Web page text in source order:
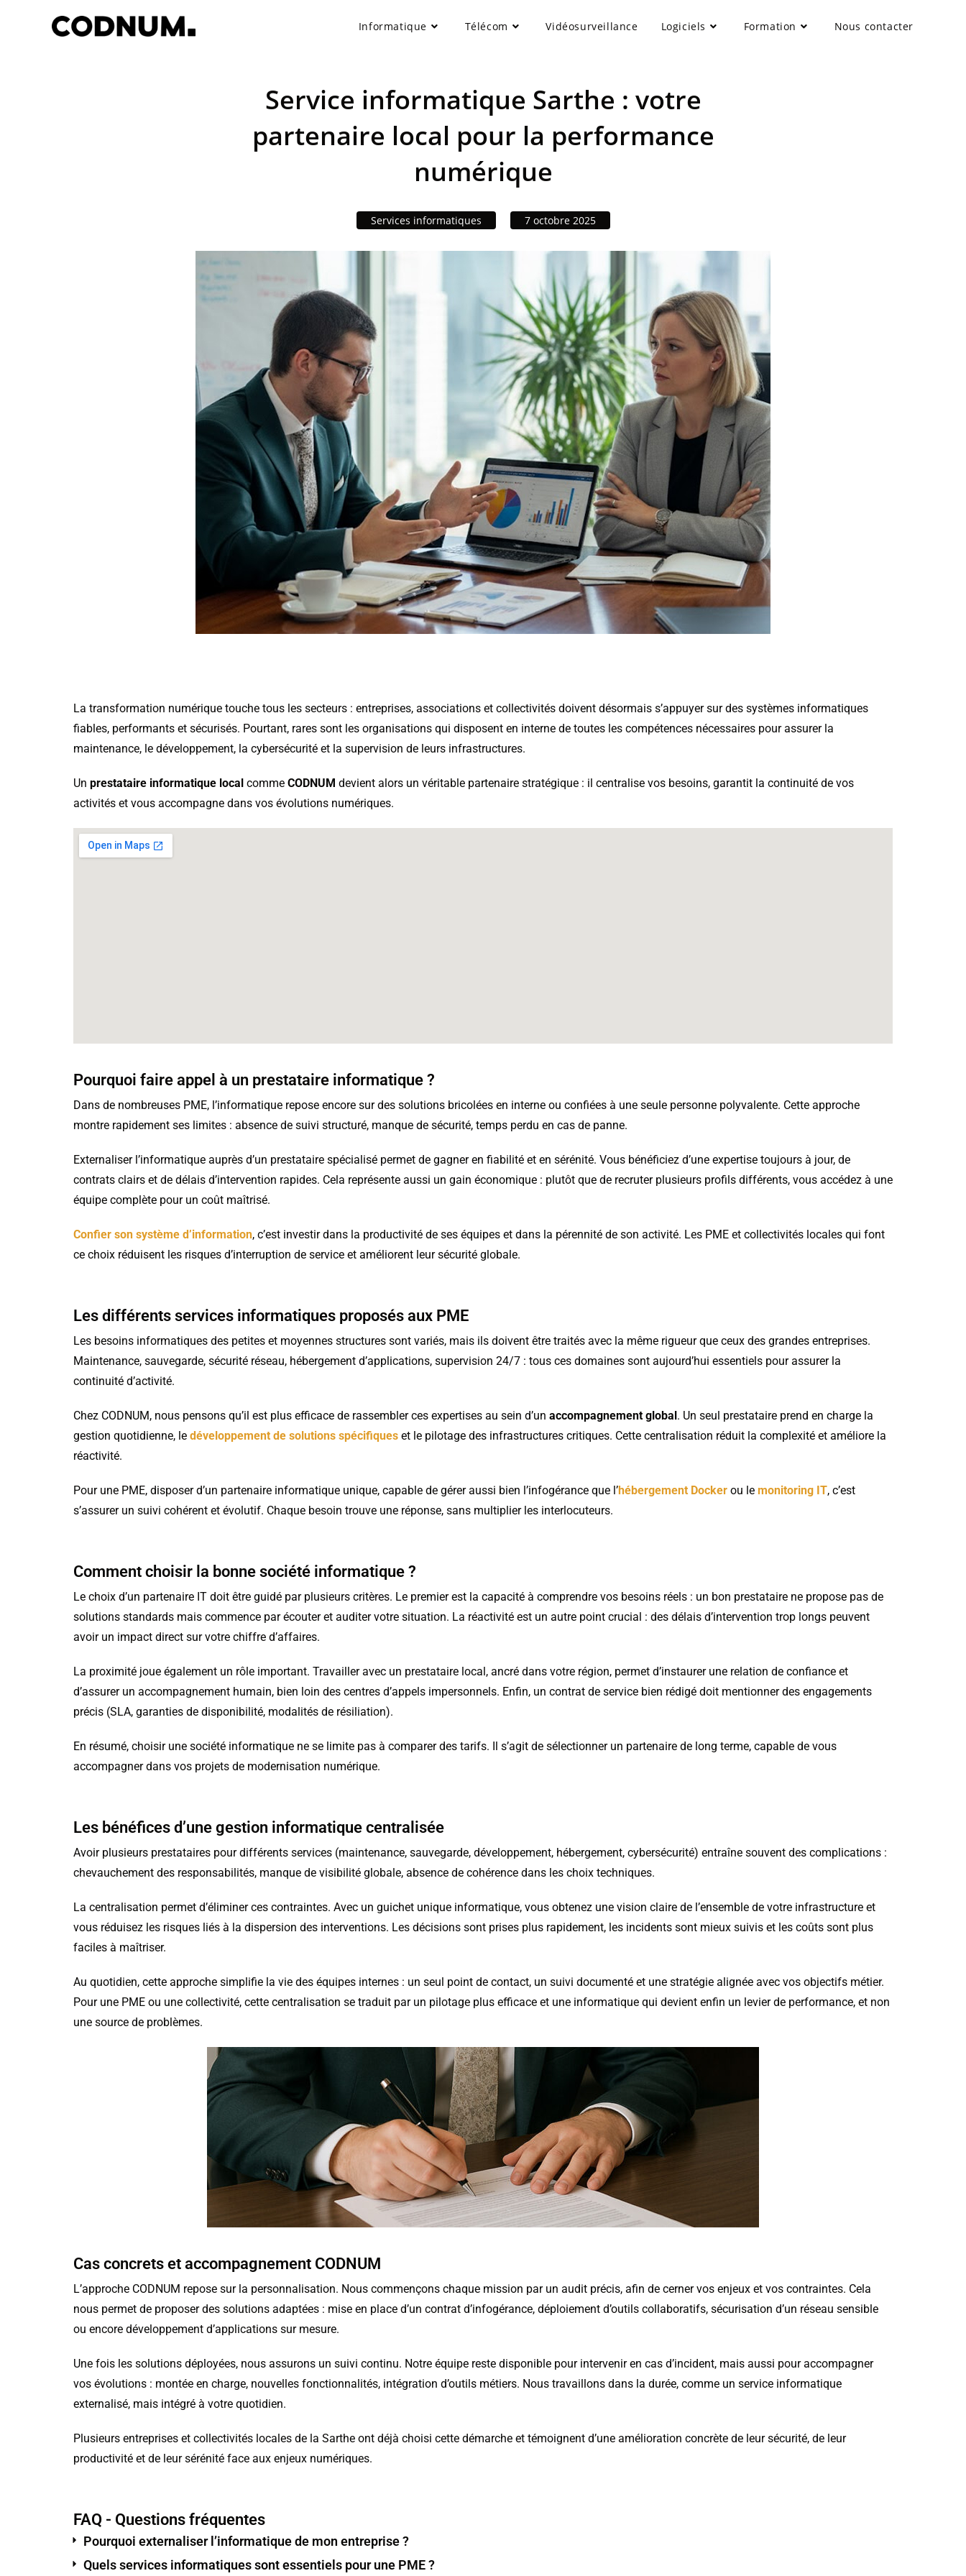
Informatique Télécom Vidéosurveillance Logiciels Formation Nous contacter
Service informatique Sarthe : votre
partenaire local pour la performance
numérique
Services informatiques 7 octobre 2025
La transformation numérique touche tous les secteurs : entreprises, associations et collectivités doivent désormais s’appuyer sur des systèmes informatiques
fiables, performants et sécurisés. Pourtant, rares sont les organisations qui disposent en interne de toutes les compétences nécessaires pour assurer la
maintenance, le développement, la cybersécurité et la supervision de leurs infrastructures.
Un prestataire informatique local comme CODNUM devient alors un véritable partenaire stratégique : il centralise vos besoins, garantit la continuité de vos
activités et vous accompagne dans vos évolutions numériques.
Pourquoi faire appel à un prestataire informatique ?
Dans de nombreuses PME, l’informatique repose encore sur des solutions bricolées en interne ou confiées à une seule personne polyvalente. Cette approche
montre rapidement ses limites : absence de suivi structuré, manque de sécurité, temps perdu en cas de panne.
Externaliser l’informatique auprès d’un prestataire spécialisé permet de gagner en fiabilité et en sérénité. Vous bénéficiez d’une expertise toujours à jour, de
contrats clairs et de délais d’intervention rapides. Cela représente aussi un gain économique : plutôt que de recruter plusieurs profils différents, vous accédez à une
équipe complète pour un coût maîtrisé.
Confier son système d’information, c’est investir dans la productivité de ses équipes et dans la pérennité de son activité. Les PME et collectivités locales qui font
ce choix réduisent les risques d’interruption de service et améliorent leur sécurité globale.
Les différents services informatiques proposés aux PME
Les besoins informatiques des petites et moyennes structures sont variés, mais ils doivent être traités avec la même rigueur que ceux des grandes entreprises.
Maintenance, sauvegarde, sécurité réseau, hébergement d’applications, supervision 24/7 : tous ces domaines sont aujourd’hui essentiels pour assurer la
continuité d’activité.
Chez CODNUM, nous pensons qu’il est plus efficace de rassembler ces expertises au sein d’un accompagnement global . Un seul prestataire prend en charge la
gestion quotidienne, le développement de solutions spécifiques et le pilotage des infrastructures critiques. Cette centralisation réduit la complexité et améliore la
réactivité.
Pour une PME, disposer d’un partenaire informatique unique, capable de gérer aussi bien l’infogérance que l’hébergement Docker ou le monitoring IT, c’est
s’assurer un suivi cohérent et évolutif. Chaque besoin trouve une réponse, sans multiplier les interlocuteurs.
Comment choisir la bonne société informatique ?
Le choix d’un partenaire IT doit être guidé par plusieurs critères. Le premier est la capacité à comprendre vos besoins réels : un bon prestataire ne propose pas de
solutions standards mais commence par écouter et auditer votre situation. La réactivité est un autre point crucial : des délais d’intervention trop longs peuvent
avoir un impact direct sur votre chiffre d’affaires.
La proximité joue également un rôle important. Travailler avec un prestataire local, ancré dans votre région, permet d’instaurer une relation de confiance et
d’assurer un accompagnement humain, bien loin des centres d’appels impersonnels. Enfin, un contrat de service bien rédigé doit mentionner des engagements
précis (SLA, garanties de disponibilité, modalités de résiliation).
En résumé, choisir une société informatique ne se limite pas à comparer des tarifs. Il s’agit de sélectionner un partenaire de long terme, capable de vous
accompagner dans vos projets de modernisation numérique.
Les bénéfices d’une gestion informatique centralisée
Avoir plusieurs prestataires pour différents services (maintenance, sauvegarde, développement, hébergement, cybersécurité) entraîne souvent des complications :
chevauchement des responsabilités, manque de visibilité globale, absence de cohérence dans les choix techniques.
La centralisation permet d’éliminer ces contraintes. Avec un guichet unique informatique, vous obtenez une vision claire de l’ensemble de votre infrastructure et
vous réduisez les risques liés à la dispersion des interventions. Les décisions sont prises plus rapidement, les incidents sont mieux suivis et les coûts sont plus
faciles à maîtriser.
Au quotidien, cette approche simplifie la vie des équipes internes : un seul point de contact, un suivi documenté et une stratégie alignée avec vos objectifs métier.
Pour une PME ou une collectivité, cette centralisation se traduit par un pilotage plus efficace et une informatique qui devient enfin un levier de performance, et non
une source de problèmes.
Cas concrets et accompagnement CODNUM
L’approche CODNUM repose sur la personnalisation. Nous commençons chaque mission par un audit précis, afin de cerner vos enjeux et vos contraintes. Cela
nous permet de proposer des solutions adaptées : mise en place d’un contrat d’infogérance, déploiement d’outils collaboratifs, sécurisation d’un réseau sensible
ou encore développement d’applications sur mesure.
Une fois les solutions déployées, nous assurons un suivi continu. Notre équipe reste disponible pour intervenir en cas d’incident, mais aussi pour accompagner
vos évolutions : montée en charge, nouvelles fonctionnalités, intégration d’outils métiers. Nous travaillons dans la durée, comme un service informatique
externalisé, mais intégré à votre quotidien.
Plusieurs entreprises et collectivités locales de la Sarthe ont déjà choisi cette démarche et témoignent d’une amélioration concrète de leur sécurité, de leur
productivité et de leur sérénité face aux enjeux numériques.
FAQ - Questions fréquentes
Pourquoi externaliser l’informatique de mon entreprise ?
Quels services informatiques sont essentiels pour une PME ?